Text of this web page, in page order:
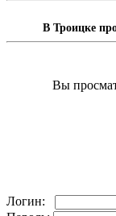
В Троицке
Вы
Логин: